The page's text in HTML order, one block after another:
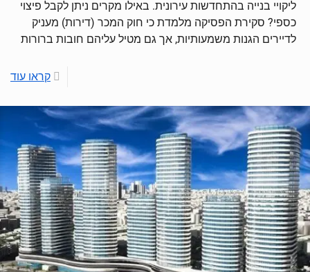
ליקויי בנייה בהתחדשות עירונית. באילו מקרים ניתן לקבל פיצוי
כספי? סקירת הפסיקה מלמדת כי חוק המכר (דירות) מעניק
לדיירים הגנות משמעותיות, אך גם מטיל עליהם חובות ברורות
קראו עוד